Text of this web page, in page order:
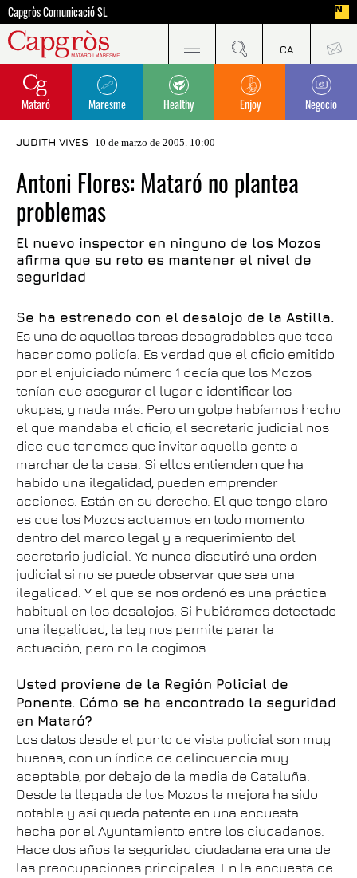
Capgròs Comunicació SL
Mataró Maresme Healthy Enjoy Negocio
JUDITH VIVES 10 de marzo de 2005. 10:00
Antoni Flores: Mataró no plantea
problemas
El nuevo inspector en ninguno de los Mozos
afirma que su reto es mantener el nivel de
seguridad
Se ha estrenado con el desalojo de la Astilla.
Es una de aquellas tareas desagradables que toca
hacer como policía. Es verdad que el oficio emitido
por el enjuiciado número 1 decía que los Mozos
tenían que asegurar el lugar e identificar los
okupas, y nada más. Pero un golpe habíamos hecho
el que mandaba el oficio, el secretario judicial nos
dice que tenemos que invitar aquella gente a
marchar de la casa. Si ellos entienden que ha
habido una ilegalidad, pueden emprender
acciones. Están en su derecho. El que tengo claro
es que los Mozos actuamos en todo momento
dentro del marco legal y a requerimiento del
secretario judicial. Yo nunca discutiré una orden
judicial si no se puede observar que sea una
ilegalidad. Y el que se nos ordenó es una práctica
habitual en los desalojos. Si hubiéramos detectado
una ilegalidad, la ley nos permite parar la
actuación, pero no la cogimos.
Usted proviene de la Región Policial de
Ponente. Cómo se ha encontrado la seguridad
en Mataró?
Los datos desde el punto de vista policial son muy
buenas, con un índice de delincuencia muy
aceptable, por debajo de la media de Cataluña.
Desde la llegada de los Mozos la mejora ha sido
notable y así queda patente en una encuesta
hecha por el Ayuntamiento entre los ciudadanos.
Hace dos años la seguridad ciudadana era una de
las preocupaciones principales. En la encuesta de